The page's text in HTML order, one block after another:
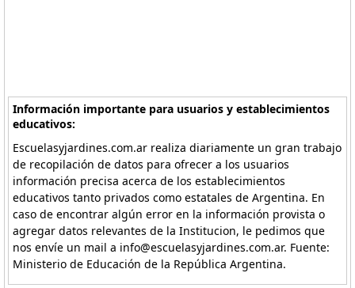
Información importante para usuarios y establecimientos
educativos:
Escuelasyjardines.com.ar realiza diariamente un gran trabajo
de recopilación de datos para ofrecer a los usuarios
información precisa acerca de los establecimientos
educativos tanto privados como estatales de Argentina. En
caso de encontrar algún error en la información provista o
agregar datos relevantes de la Institucion, le pedimos que
nos envíe un mail a info@escuelasyjardines.com.ar. Fuente:
Ministerio de Educación de la República Argentina.